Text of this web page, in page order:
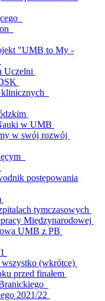
"UMB to My -
Uczelni
klinicznych
w UMB
w swój rozwój
postępowania
tymczasowych
Międzynarodowej
UMB z PB
(wkrótce)
przed finałem
2021/22